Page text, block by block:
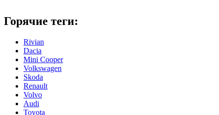
Горячие теги:
Rivian
Dacia
Mini Cooper
Volkswagen
Skoda
Renault
Volvo
Audi
Toyota